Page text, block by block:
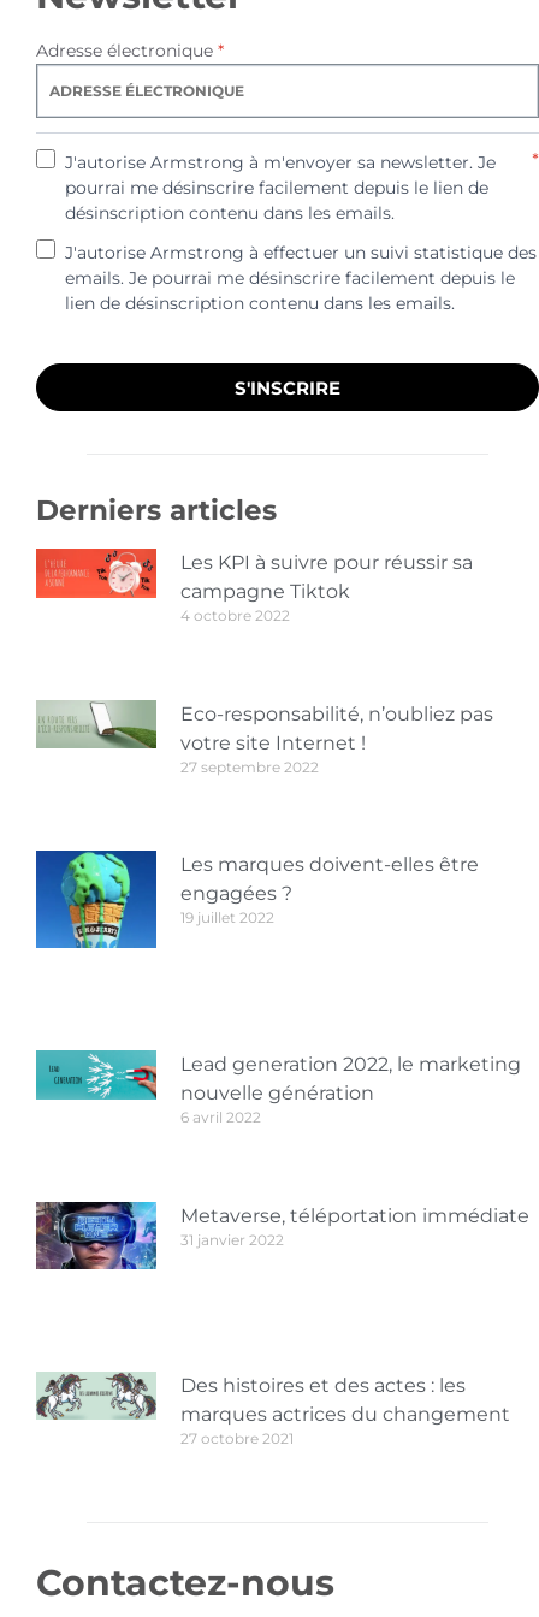
Adresse électronique *
J'autorise Armstrong à m'envoyer sa newsletter. Je
pourrai me désinscrire facilement depuis le lien de
désinscription contenu dans les emails.
*
J'autorise Armstrong à effectuer un suivi statistique des
emails. Je pourrai me désinscrire facilement depuis le
lien de désinscription contenu dans les emails.
S'INSCRIRE
Derniers articles
Les KPI à suivre pour réussir sa
campagne Tiktok
4 octobre 2022
Eco-responsabilité, n’oubliez pas
votre site Internet !
27 septembre 2022
Les marques doivent-elles être
engagées ?
19 juillet 2022
Lead generation 2022, le marketing
nouvelle génération
6 avril 2022
Metaverse, téléportation immédiate
31 janvier 2022
Des histoires et des actes : les
marques actrices du changement
27 octobre 2021
Contactez-nous